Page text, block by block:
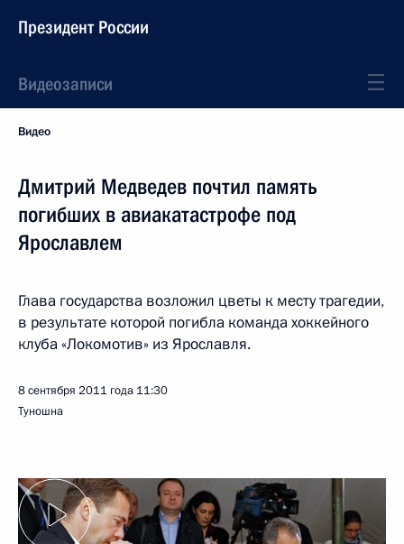
Президент России
Видеозаписи
Видео
Дмитрий Медведев почтил память
погибших в авиакатастрофе под
Ярославлем
Глава государства возложил цветы к месту трагедии,
в результате которой погибла команда хоккейного
клуба «Локомотив» из Ярославля.
8 сентября 2011 года 11:30
Туношна